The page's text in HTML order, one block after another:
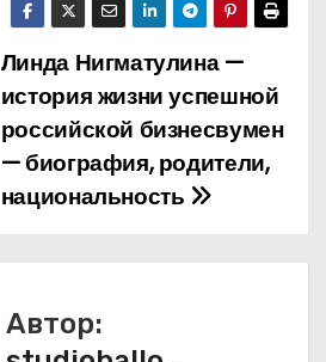
Линда Нигматулина —
история жизни успешной
российской бизнесвумен
— биография, родители,
национальность
Автор: